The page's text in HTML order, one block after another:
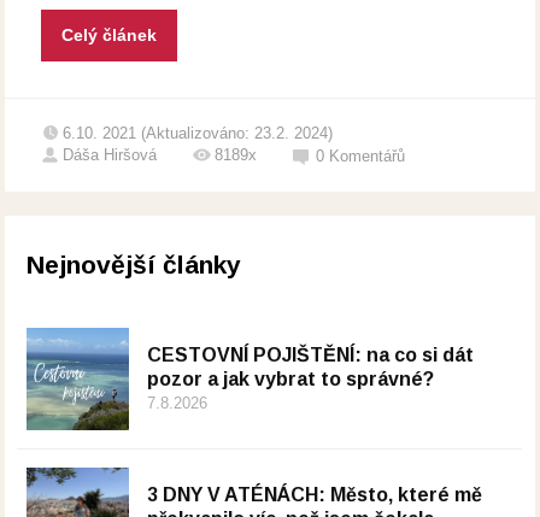
Celý článek
6.10. 2021 (Aktualizováno: 23.2. 2024)
Dáša Hiršová
8189x 0 Komentářů
Nejnovější články
CESTOVNÍ POJIŠTĚNÍ: na co si dát
pozor a jak vybrat to správné?
7.8.2026
3 DNY V ATÉNÁCH: Město, které mě